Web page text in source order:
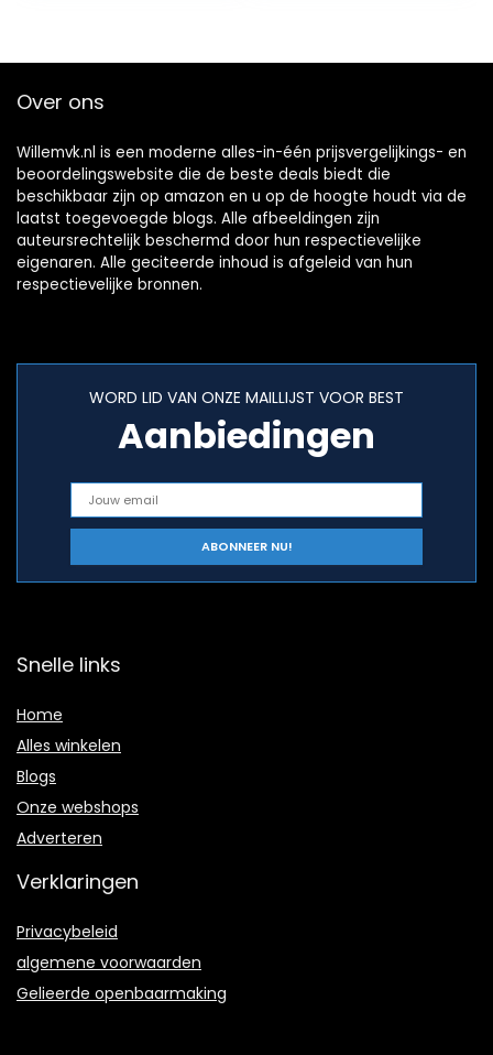
Over ons
Willemvk.nl is een moderne alles-in-één prijsvergelijkings- en
beoordelingswebsite die de beste deals biedt die
beschikbaar zijn op amazon en u op de hoogte houdt via de
laatst toegevoegde blogs. Alle afbeeldingen zijn
auteursrechtelijk beschermd door hun respectievelijke
eigenaren. Alle geciteerde inhoud is afgeleid van hun
respectievelijke bronnen.
WORD LID VAN ONZE MAILLIJST VOOR BEST
Aanbiedingen
Snelle links
Home
Alles winkelen
Blogs
Onze webshops
Adverteren
Verklaringen
Privacybeleid
algemene voorwaarden
Gelieerde openbaarmaking